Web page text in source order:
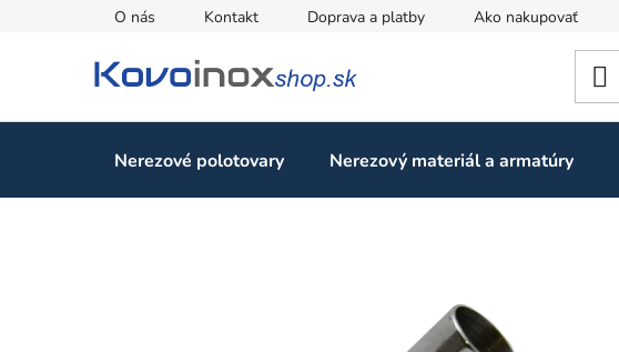
O nás Kontakt Doprava a platby Ako nakupovať
Nerezové polotovary Nerezový materiál a armatúry